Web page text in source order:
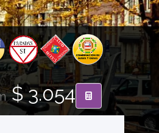
$ 3.054